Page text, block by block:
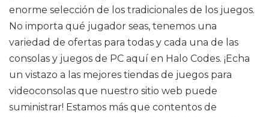
enorme selección de los tradicionales de los juegos.
No importa qué jugador seas, tenemos una
variedad de ofertas para todas y cada una de las
consolas y juegos de PC aquí en Halo Codes. ¡Echa
un vistazo a las mejores tiendas de juegos para
videoconsolas que nuestro sitio web puede
suministrar! Estamos más que contentos de